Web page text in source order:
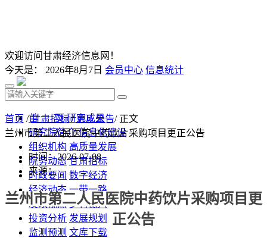
欢迎访问甘肃经济信息网！
今天是： 2026年8月7日 会员中心 信息统计
首 页 研究成果
研究院简介 信息化建设
组织机构 高质量发展
院务动态 甘肃招标
时政要闻 数字经济
经济动态 一带一路
发改视点 乡村振兴
投资分析 发展规划
监测预测 文库下载
首页 /甘肃招标/更正公告/ 正文
兰州市第二人民医院中药饮片采购项目更正公告
时间：2026-07-08
来源：
兰州市第二人民医院中药饮片采购项目更
正公告